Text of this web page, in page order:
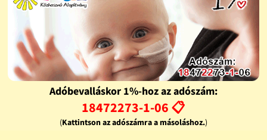
Adóbevalláskor 1%-hoz az adószám:
18472273-1-06 📋
(Kattintson az adószámra a másoláshoz.)